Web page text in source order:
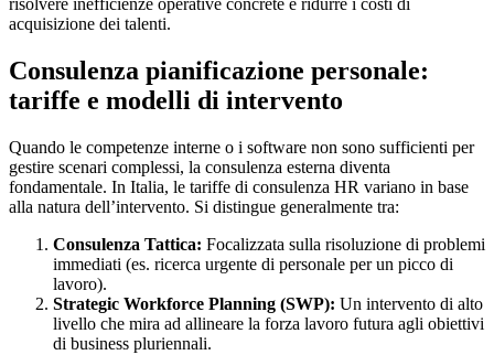
risolvere inefficienze operative concrete e ridurre i costi di
acquisizione dei talenti.
Consulenza pianificazione personale:
tariffe e modelli di intervento
Quando le competenze interne o i software non sono sufficienti per
gestire scenari complessi, la consulenza esterna diventa
fondamentale. In Italia, le tariffe di consulenza HR variano in base
alla natura dell’intervento. Si distingue generalmente tra:
Consulenza Tattica: Focalizzata sulla risoluzione di problemi
immediati (es. ricerca urgente di personale per un picco di
lavoro).
Strategic Workforce Planning (SWP): Un intervento di alto
livello che mira ad allineare la forza lavoro futura agli obiettivi
di business pluriennali.